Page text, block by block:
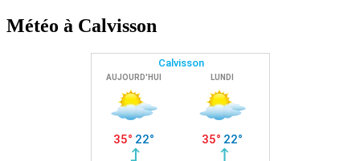
Météo à Calvisson